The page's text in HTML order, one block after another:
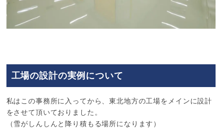
工場の設計の実例について
私はこの事務所に入ってから、東北地方の工場をメインに設計
をさせて頂いておりました。
（雪がしんしんと降り積もる場所になります）